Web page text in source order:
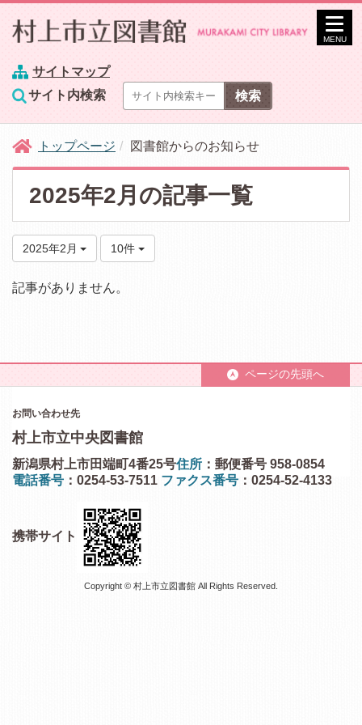
サイトマップ
サイト内検索
MENU
トップページ 図書館からのお知らせ
2025年2月の記事一覧
2025年2月 10件
記事がありません。
ページの先頭へ
お問い合わせ先
村上市立中央図書館
住所 ：郵便番号 958-0854
新潟県村上市田端町4番25号
電話番号 ：0254-53-7511 ファクス番号 ：0254-52-4133
携帯サイト
Copyright © 村上市立図書館 All Rights Reserved.